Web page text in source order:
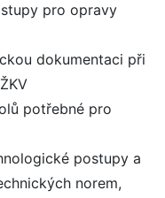
pro opravy
dokumentaci při
potřebné pro
postupy a
norem,